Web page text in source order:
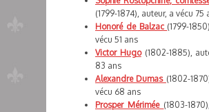
(1799-1874), auteur, a vécu 75
Honoré de Balzac (1799-
vécu 51 ans
Victor Hugo(1802-1885),
83 ans
Alexandre Dumas (1802-
vécu 68 ans
Prosper Mérimée (1803-